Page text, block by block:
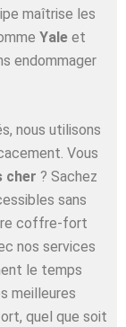
maîtrise les
Yale et
endommager
nous utilisons
Vous
cher ? Sachez
sans
coffre-fort
nos services
le temps
meilleures
quel que soit